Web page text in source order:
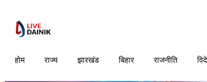
होम राज्य झारखंड बिहार राजनीति